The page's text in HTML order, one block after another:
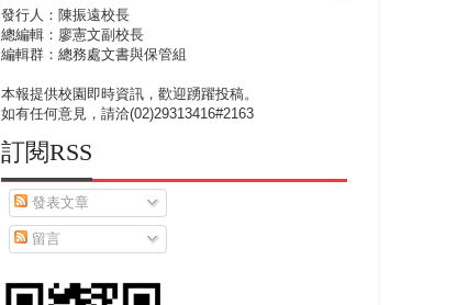
發行人：陳振遠校長
總編輯：廖憲文副校長
編輯群：總務處文書與保管組
本報提供校園即時資訊，歡迎踴躍投稿。
如有任何意見，請洽(02)29313416#2163
訂閱RSS
發表文章
留言